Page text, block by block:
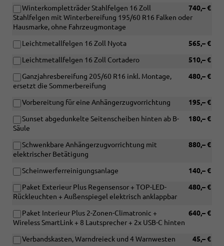
740,– €
Winterkompletträder Stahlfelgen 16 Zoll
Stahlfelgen mit Winterbereifung 195/60 R16 Falken oder
Hausmarke, ohne Fahrzeugmontage
565,– €
Leichtmetallfelgen 16 Zoll Nyota
510,– €
Leichtmetallfelgen 16 Zoll Cortadero
480,– €
Ganzjahresbereifung 205/60 R16 inkl. Montage,
ersetzt die Sommerbereifung
195,– €
Vorbereitung für eine Anhängerzugvorrichtung
180,– €
Sunset abgedunkelte Seitenscheiben hinten ab B-
Säule
880,– €
Schwenkbare Anhängerzugvorrichtung mit
elektrischer Betätigung
140,– €
Scheinwerferreinigungsanlage
480,– €
Paket Exterieur Plus Regensensor + TOP-LED-
Rückleuchten + Außenspiegel elektrisch anklappbar
640,– €
Paket Interieur Plus 2-Zonen-Climatronic +
Wireless SmartLink + 8 Lautsprecher + 2x USB-C hinten
45,– €
Verbandskasten, Warndreieck und 4 Warnwesten